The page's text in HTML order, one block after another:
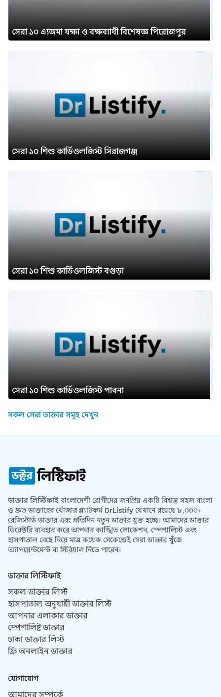
সেরা ১০ এ্যজমা যক্ষা ও বক্ষব্যাধী বিশেষজ্ঞ পিরোজপুর
সেরা ১০ শিশু কার্ডিওলজিস্ট সিরাজগঞ্জ
সেরা ১০ শিশু কার্ডিওলজিস্ট বগুড়া
সেরা ১০ শিশু কার্ডিওলজিস্ট পাবনা
সকল সেরা ডাক্তার সমূহ দেখুন
ডাক্তার লিস্টিফাইবাংলাদেশী রোগীদের জনপ্রিয় একটি বিশ্বস্ত সহজ বাংলা
ও দ্রুত ডাক্তারের খোঁজার প্ল্যাটফর্ম DrListify যেখানে রয়েছে ৮,০০০+
রেজিস্টার্ড ডাক্তার এবং প্রতিদিন নতুন ডাক্তার যুক্ত হচ্ছে। আমাদের ডাক্তার
ডিরেক্টরি ব্যবহার করে আপনার কাঙ্খিত লোকেশন, স্পেশালিস্ট এবং
হাসপাতাল বেছে নিয়ে মাত্র কয়েক সেকেন্ডেই সেরা ডাক্তার খুঁজে
অ্যাপয়েন্টমেন্ট বা সিরিয়াল নিতে পারেন।
ডাক্তার লিস্টিফাই
সকল ডাক্তার লিস্ট
হাসপাতাল অনুযায়ী ডাক্তার লিস্ট
আপনার এলাকার ডাক্তার
স্পেশালিষ্ট ডাক্তার
ঢাকা ডাক্তার লিস্ট
ফ্রি অনলাইন ডাক্তার
যোগাযোগ
আমাদের সম্পর্কে